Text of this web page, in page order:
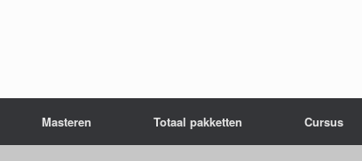
Masteren Totaal pakketten Cursus